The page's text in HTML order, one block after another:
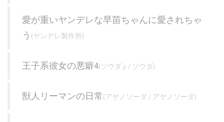
愛が重いヤンデレな早苗ちゃんに愛されちゃ
う (ヤンデレ製作所)
王子系彼女の悪癖4(ソウダ.y / ソウダ)
獣人リーマンの日常(アヤノソーダ / アヤノソーダ)